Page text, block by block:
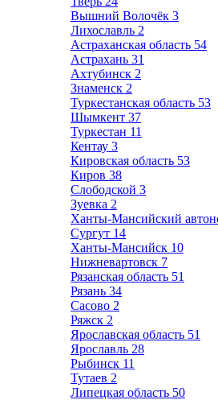
Вышний Волочёк 3
Лихославль 2
Астраханская область 54
Астрахань 31
Ахтубинск 2
Знаменск 2
Туркестанская область 53
Шымкент 37
Туркестан 11
Кентау 3
Кировская область 53
Киров 38
Слободской 3
Зуевка 2
Ханты-Мансийский
Сургут 14
Ханты-Мансийск 10
Нижневартовск 7
Рязанская область 51
Рязань 34
Сасово 2
Ряжск 2
Ярославская область 51
Ярославль 28
Рыбинск 11
Тутаев 2
Липецкая область 50